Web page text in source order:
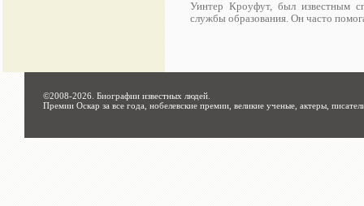
Уинтер Кроуфут, был известным
службы образования. Он часто
©2008-2026. Биографии известных людей
Премии Оскар за все года, нобелевские премии, великие ученые, актеры,